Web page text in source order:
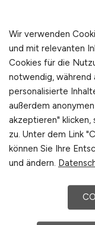
und
Praxis Prof.
vor 5 Tagen
Lindau am
München,
Wir verwenden
und mit relevanten
Cookies für die
notwendig, während
personalisierte
außerdem
akzeptieren" klicken,
zu. Unter dem Link
können Sie Ihre
und ändern.